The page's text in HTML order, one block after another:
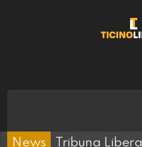
News Tribuna Libera